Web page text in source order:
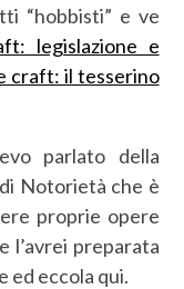
“hobbisti” e ve
legislazione e
craft: il tesserino
parlato della
Notorietà che è
proprie opere
l’avrei preparata
ed eccola qui.